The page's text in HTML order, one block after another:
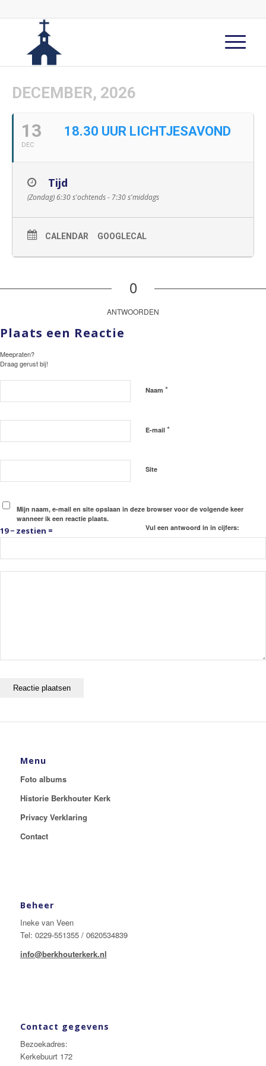
DECEMBER, 2026
13
DEC
18.30 UUR LICHTJESAVOND
Tijd
(Zondag) 6:30 s'ochtends - 7:30 s'middags
CALENDAR GOOGLECAL
0
ANTWOORDEN
Plaats een Reactie
Meepraten?
Draag gerust bij!
Naam *
E-mail *
Site
Mijn naam, e-mail en site opslaan in deze browser voor de volgende keer
wanneer ik een reactie plaats.
Vul een antwoord in in cijfers:
19 − zestien =
Menu
Foto albums
Historie Berkhouter Kerk
Privacy Verklaring
Contact
Beheer
Ineke van Veen
Tel: 0229-551355 / 0620534839
info@berkhouterkerk.nl
Contact gegevens
Bezoekadres:
Kerkebuurt 172